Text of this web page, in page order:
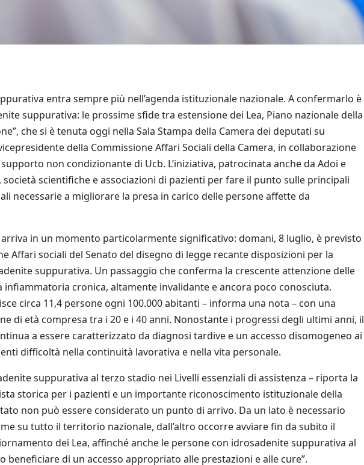
entra sempre più nell’agenda istituzionale nazionale. A confermarlo è
suppurativa: le prossime sfide tra estensione dei Lea, Piano nazionale della
che si è tenuta oggi nella Sala Stampa della Camera dei deputati su
della Commissione Affari Sociali della Camera, in collaborazione
non condizionante di Ucb. L’iniziativa, patrocinata anche da Adoi e
scientifiche e associazioni di pazienti per fare il punto sulle principali
necessarie a migliorare la presa in carico delle persone affette da
arriva in un momento particolarmente significativo: domani, 8 luglio, è previsto
Affari sociali del Senato del disegno di legge recante disposizioni per la
suppurativa. Un passaggio che conferma la crescente attenzione delle
cronica, altamente invalidante e ancora poco conosciuta.
circa 11,4 persone ogni 100.000 abitanti – informa una nota – con una
di età compresa tra i 20 e i 40 anni. Nonostante i progressi degli ultimi anni, il
a essere caratterizzato da diagnosi tardive e un accesso disomogeneo ai
difficoltà nella continuità lavorativa e nella vita personale.
suppurativa al terzo stadio nei Livelli essenziali di assistenza – riporta la
storica per i pazienti e un importante riconoscimento istituzionale della
non può essere considerato un punto di arrivo. Da un lato è necessario
su tutto il territorio nazionale, dall’altro occorre avviare fin da subito il
dei Lea, affinché anche le persone con idrosadenite suppurativa al
beneficiare di un accesso appropriato alle prestazioni e alle cure”.